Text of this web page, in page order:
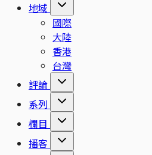
地域
國際
大陸
香港
台灣
評論
系列
欄目
播客